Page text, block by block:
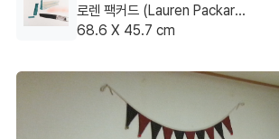
로렌 팩커드 (Lauren Packard)
68.6 X 45.7 cm